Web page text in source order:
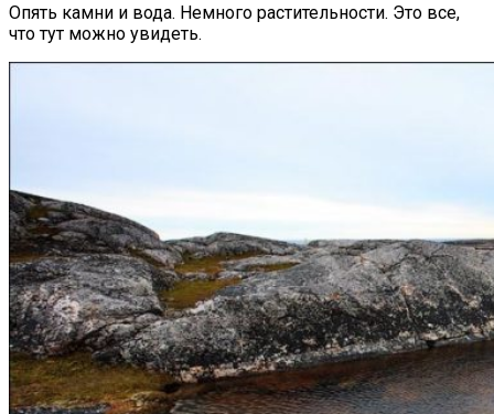
Опять камни и вода. Немного растительности. Это все,
что тут можно увидеть.